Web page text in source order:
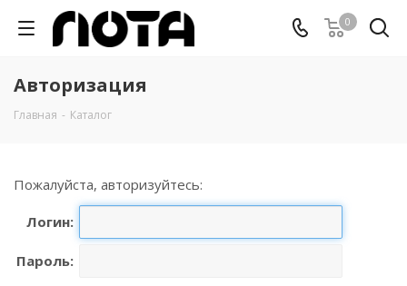
0
Авторизация
Главная - Каталог
Пожалуйста, авторизуйтесь:
Логин:
Пароль: